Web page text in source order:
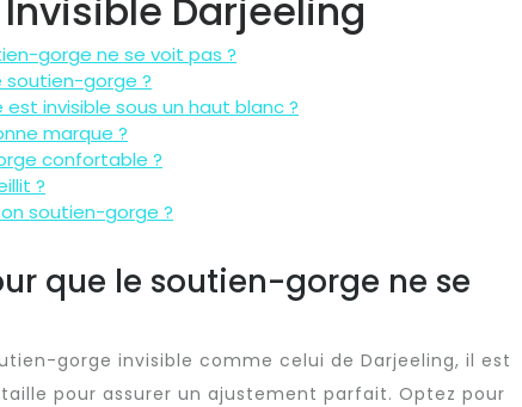
Darjeeling
gorge ne se voit pas ?
soutien-gorge ?
invisible sous un haut blanc ?
marque ?
confortable ?
?
soutien-gorge ?
que le soutien-gorge ne se
gorge invisible comme celui de Darjeeling, il est
pour assurer un ajustement parfait. Optez pour